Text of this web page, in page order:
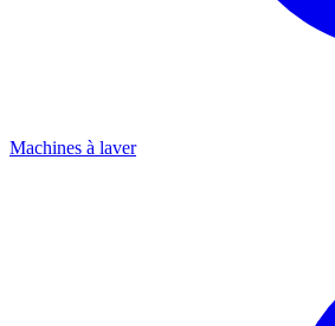
Machines à laver